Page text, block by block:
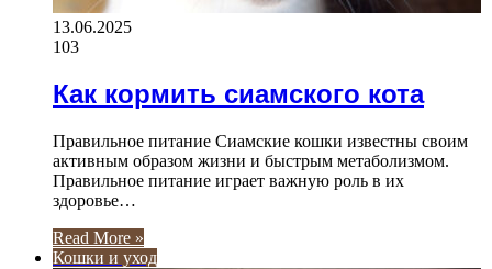
13.06.2025
103
Как кормить сиамского кота
Правильное питание Сиамские кошки известны своим
активным образом жизни и быстрым метаболизмом.
Правильное питание играет важную роль в их
здоровье…
Read More »
Кошки и уход